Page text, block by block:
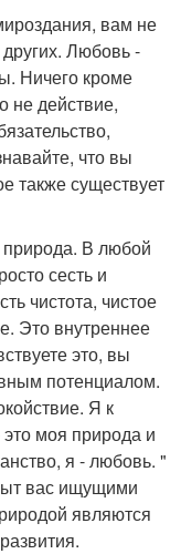
вам не
Любовь -
Ничего кроме
не действие,
что вы
также существует
природа. В любой
сесть и
чистота, чистое
Это внутреннее
это, вы
потенциалом.
Я к
моя природа и
я - любовь. "
вас ищущими
являются